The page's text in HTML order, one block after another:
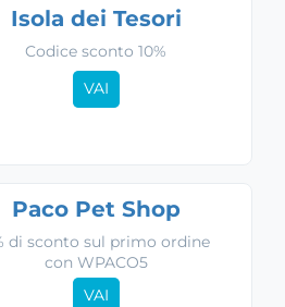
Isola dei Tesori
Codice sconto 10%
VAI
Paco Pet Shop
di sconto sul primo ordine
con WPACO5
VAI